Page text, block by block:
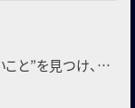
と”を見つけ、部
新設